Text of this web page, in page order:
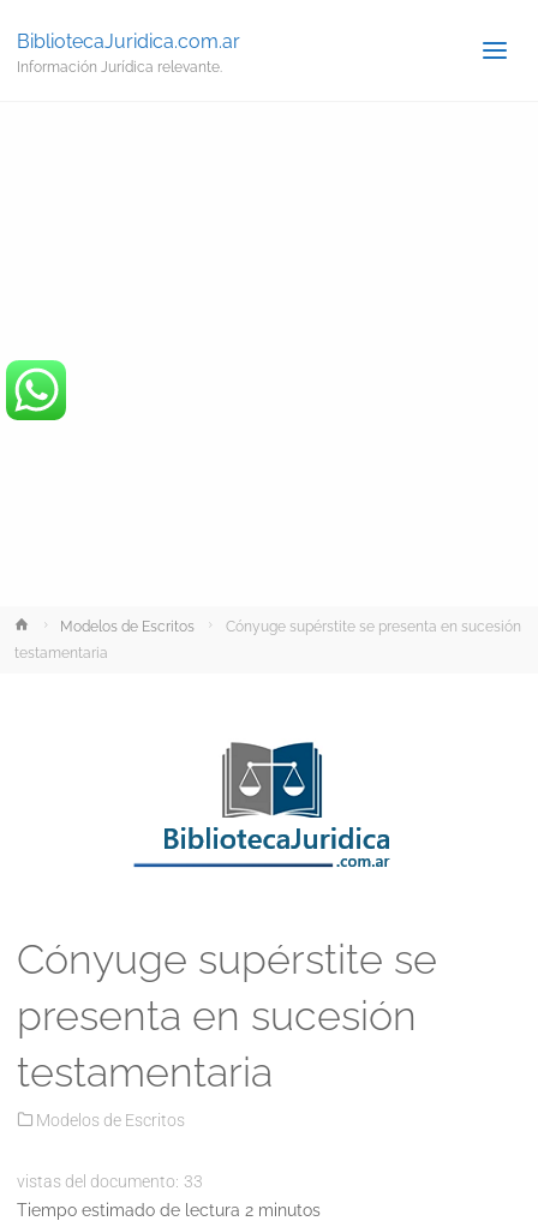
BibliotecaJuridica.com.ar
Información Jurídica relevante.
InicioModelos de Escritos
Cónyuge supérstite se presenta en sucesión
testamentaria
Cónyuge supérstite se
presenta en sucesión
testamentaria
Modelos de Escritos
vistas del documento: 33
Tiempo estimado de lectura 2 minutos